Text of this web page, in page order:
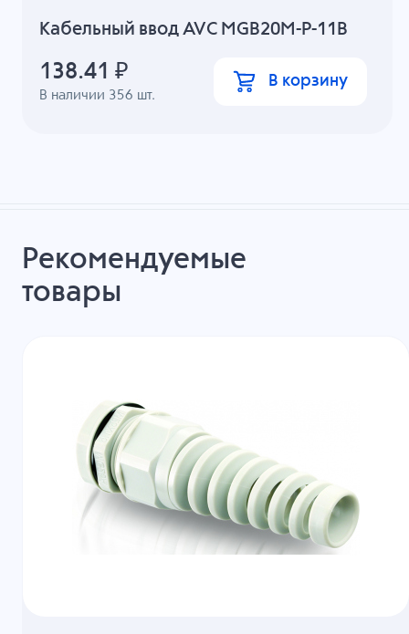
Кабельный ввод AVC MGB20M-P-11B
В наличии 356 шт.
138.41 ₽ В корзину
Рекомендуемые
товары